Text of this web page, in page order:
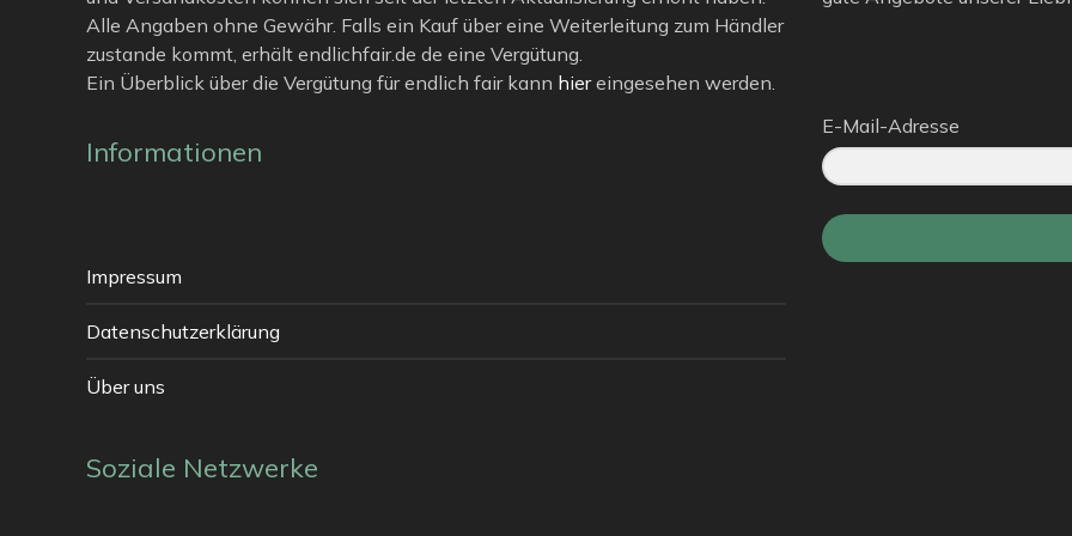
Alle Angaben ohne Gewähr. Falls ein Kauf über eine Weiterleitung zum Händler
zustande kommt, erhält endlichfair.de de eine Vergütung.
Ein Überblick über die Vergütung für endlich fair kann hiereingesehen werden.
Informationen
Impressum
Datenschutzerklärung
Über uns
Soziale Netzwerke
E-Mail-Adresse